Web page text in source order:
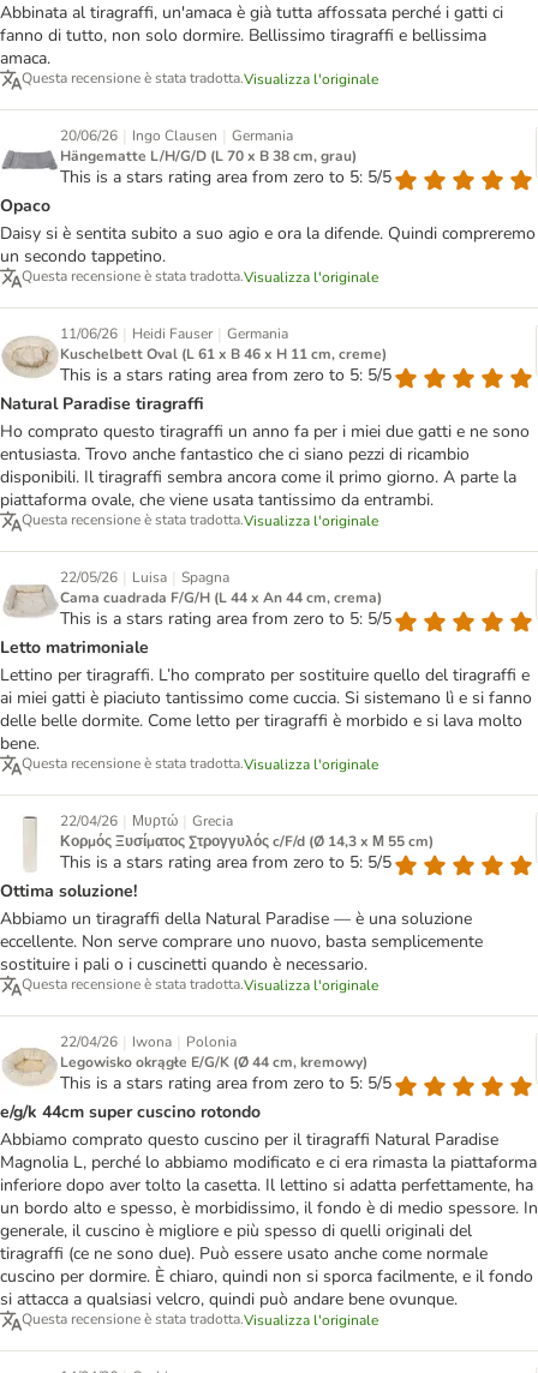
Abbinata al tiragraffi, un'amaca è già tutta affossata perché i gatti ci
fanno di tutto, non solo dormire. Bellissimo tiragraffi e bellissima
amaca.
Questa recensione è stata tradotta.Visualizza l'originale
20/06/26 | Ingo Clausen | Germania
Hängematte L/H/G/D (L 70 x B 38 cm, grau)
This is a stars rating area from zero to 5: 5/5
Opaco
Daisy si è sentita subito a suo agio e ora la difende. Quindi compreremo
un secondo tappetino.
Questa recensione è stata tradotta.Visualizza l'originale
11/06/26 | Heidi Fauser | Germania
Kuschelbett Oval (L 61 x B 46 x H 11 cm, creme)
This is a stars rating area from zero to 5: 5/5
Natural Paradise tiragraffi
Ho comprato questo tiragraffi un anno fa per i miei due gatti e ne sono
entusiasta. Trovo anche fantastico che ci siano pezzi di ricambio
disponibili. Il tiragraffi sembra ancora come il primo giorno. A parte la
piattaforma ovale, che viene usata tantissimo da entrambi.
Questa recensione è stata tradotta.Visualizza l'originale
22/05/26 | Luisa | Spagna
Cama cuadrada F/G/H (L 44 x An 44 cm, crema)
This is a stars rating area from zero to 5: 5/5
Letto matrimoniale
Lettino per tiragraffi. L’ho comprato per sostituire quello del tiragraffi e
ai miei gatti è piaciuto tantissimo come cuccia. Si sistemano lì e si fanno
delle belle dormite. Come letto per tiragraffi è morbido e si lava molto
bene.
Questa recensione è stata tradotta.Visualizza l'originale
22/04/26 | Μυρτώ | Grecia
Κορμός Ξυσίματος Στρογγυλός c/F/d (Ø 14,3 x Μ 55 cm)
This is a stars rating area from zero to 5: 5/5
Ottima soluzione!
Abbiamo un tiragraffi della Natural Paradise — è una soluzione
eccellente. Non serve comprare uno nuovo, basta semplicemente
sostituire i pali o i cuscinetti quando è necessario.
Questa recensione è stata tradotta.Visualizza l'originale
22/04/26 | Iwona | Polonia
Legowisko okrągłe E/G/K (Ø 44 cm, kremowy)
This is a stars rating area from zero to 5: 5/5
e/g/k 44cm super cuscino rotondo
Abbiamo comprato questo cuscino per il tiragraffi Natural Paradise
Magnolia L, perché lo abbiamo modificato e ci era rimasta la piattaforma
inferiore dopo aver tolto la casetta. Il lettino si adatta perfettamente, ha
un bordo alto e spesso, è morbidissimo, il fondo è di medio spessore. In
generale, il cuscino è migliore e più spesso di quelli originali del
tiragraffi (ce ne sono due). Può essere usato anche come normale
cuscino per dormire. È chiaro, quindi non si sporca facilmente, e il fondo
si attacca a qualsiasi velcro, quindi può andare bene ovunque.
Questa recensione è stata tradotta.Visualizza l'originale